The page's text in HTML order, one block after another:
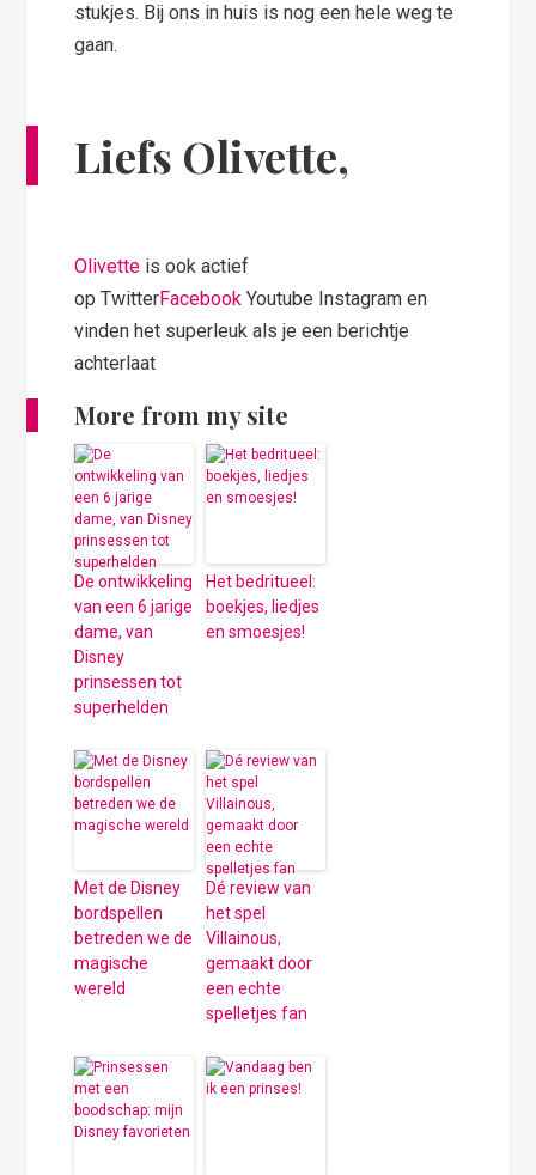
stukjes. Bij ons in huis is nog een hele weg te
gaan.
Liefs Olivette,
Olivette is ook actief
op TwitterFacebook Youtube Instagram en
vinden het superleuk als je een berichtje
achterlaat
More from my site
De ontwikkeling
van een 6 jarige
dame, van
Disney
prinsessen tot
superhelden
Het bedritueel:
boekjes, liedjes
en smoesjes!
Met de Disney
bordspellen
betreden we de
magische
wereld
Dé review van
het spel
Villainous,
gemaakt door
een echte
spelletjes fan